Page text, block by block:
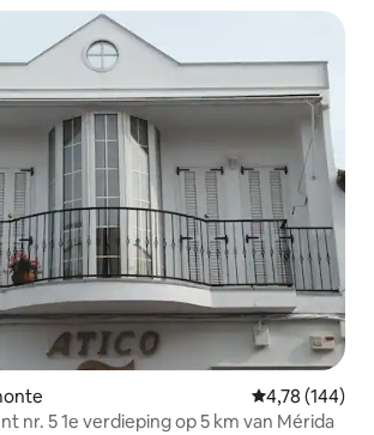
Gemiddelde
4,78 (144)
nr. 5 1e verdieping op 5 km van Mérida